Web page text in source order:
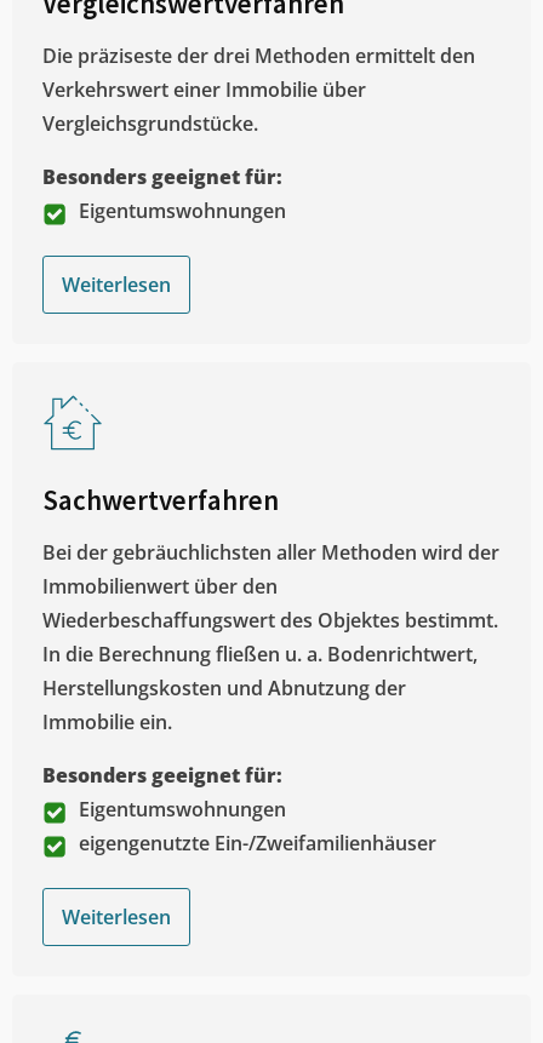
Die präziseste der drei Methoden ermittelt den
Verkehrswert einer Immobilie über
Vergleichsgrundstücke.
Besonders geeignet für:
Eigentumswohnungen
Weiterlesen
Sachwertverfahren
Bei der gebräuchlichsten aller Methoden wird der
Immobilienwert über den
Wiederbeschaffungswert des Objektes bestimmt.
In die Berechnung fließen u. a. Bodenrichtwert,
Herstellungskosten und Abnutzung der
Immobilie ein.
Besonders geeignet für:
Eigentumswohnungen
eigengenutzte Ein-/Zweifamilienhäuser
Weiterlesen